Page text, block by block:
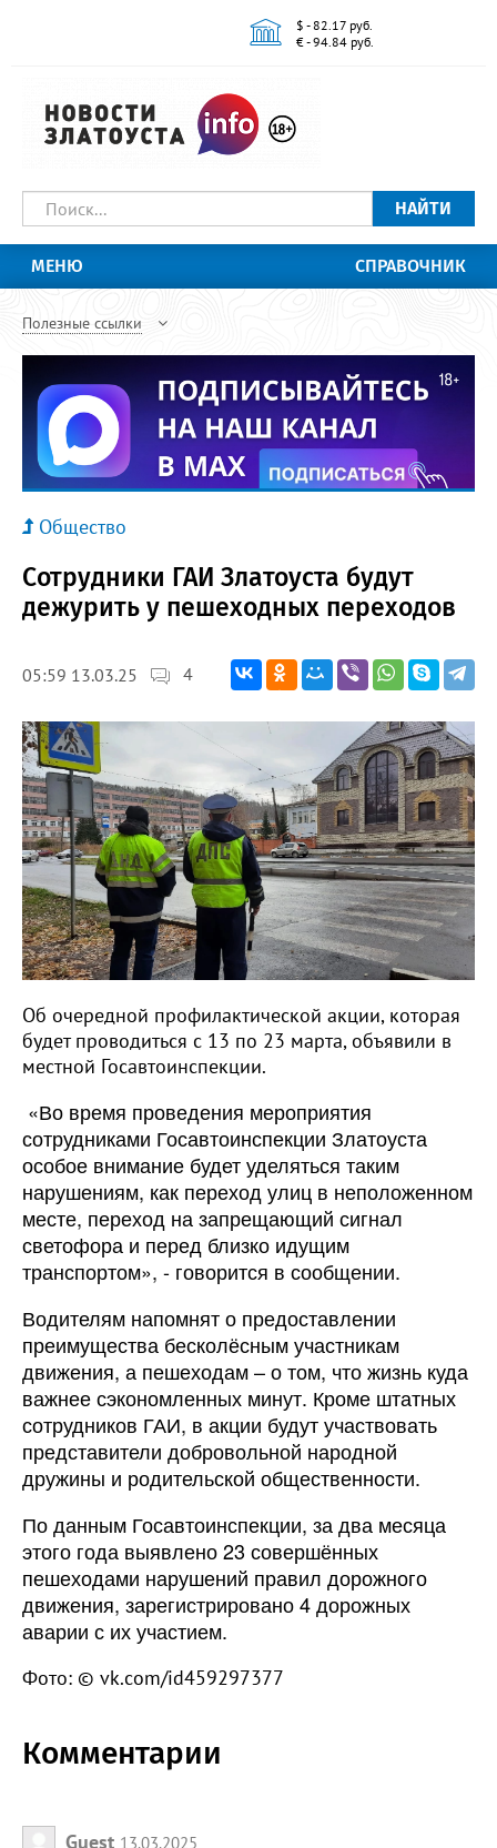
$ - 82.17 руб.
€ - 94.84 руб.
НАЙТИ
МЕНЮ СПРАВОЧНИК
Полезные ссылки
Общество
Сотрудники ГАИ Златоуста будут
дежурить у пешеходных переходов
05:59 13.03.25 4
Об очередной профилактической акции, которая
будет проводиться с 13 по 23 марта, объявили в
местной Госавтоинспекции.
«Во время проведения мероприятия
сотрудниками Госавтоинспекции Златоуста
особое внимание будет уделяться таким
нарушениям, как переход улиц в неположенном
месте, переход на запрещающий сигнал
светофора и перед близко идущим
транспортом», - говорится в сообщении.
Водителям напомнят о предоставлении
преимущества бесколёсным участникам
движения, а пешеходам – о том, что жизнь куда
важнее сэкономленных минут. Кроме штатных
сотрудников ГАИ, в акции будут участвовать
представители добровольной народной
дружины и родительской общественности.
По данным Госавтоинспекции, за два месяца
этого года выявлено 23 совершённых
пешеходами нарушений правил дорожного
движения, зарегистрировано 4 дорожных
аварии с их участием.
Фото: © vk.com/id459297377
Комментарии
Guest 13.03.2025